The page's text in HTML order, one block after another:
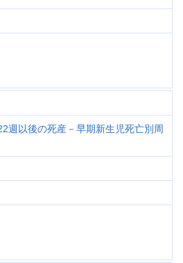
週以後の死産－早期新生児死亡別周